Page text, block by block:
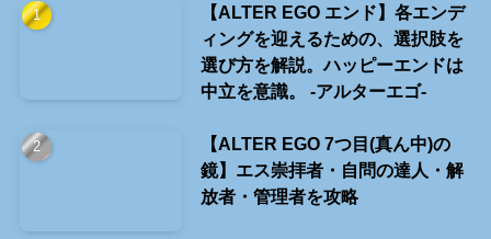
【ALTER EGO エンド】各エンデ
ィングを迎えるための、選択肢を
選び方を解説。ハッピーエンドは
中立を意識。 -アルターエゴ-
【ALTER EGO 7つ目(真ん中)の
鏡】エス崇拝者・自問の達人・解
放者・管理者を攻略